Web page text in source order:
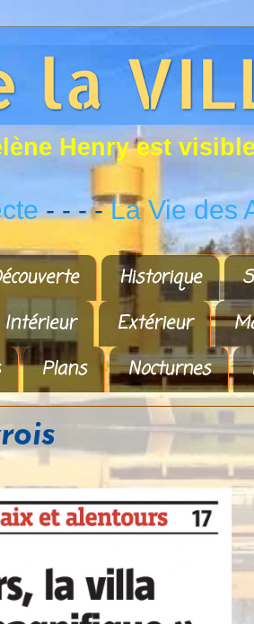
ène Henry est visi b
- - - -La Vie des
Historique
Intérieur Extérieur
Plans Nocturnes